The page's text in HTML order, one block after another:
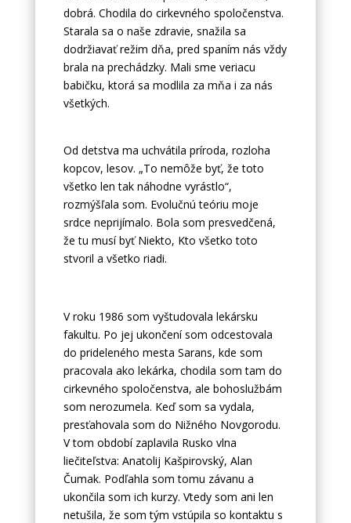
dobrá. Chodila do cirkevného spoločenstva.
Starala sa o naše zdravie, snažila sa
dodržiavať režim dňa, pred spaním nás vždy
brala na prechádzky. Mali sme veriacu
babičku, ktorá sa modlila za mňa i za nás
všetkých.
Od detstva ma uchvátila príroda, rozloha
kopcov, lesov. „To nemôže byť, že toto
všetko len tak náhodne vyrástlo“,
rozmýšľala som. Evolučnú teóriu moje
srdce neprijímalo. Bola som presvedčená,
že tu musí byť Niekto, Kto všetko toto
stvoril a všetko riadi.
V roku 1986 som vyštudovala lekársku
fakultu. Po jej ukončení som odcestovala
do prideleného mesta Sarans, kde som
pracovala ako lekárka, chodila som tam do
cirkevného spoločenstva, ale bohoslužbám
som nerozumela. Keď som sa vydala,
presťahovala som do Nižného Novgorodu.
V tom období zaplavila Rusko vlna
liečiteľstva: Anatolij Kašpirovský, Alan
Čumak. Podľahla som tomu závanu a
ukončila som ich kurzy. Vtedy som ani len
netušila, že som tým vstúpila so kontaktu s